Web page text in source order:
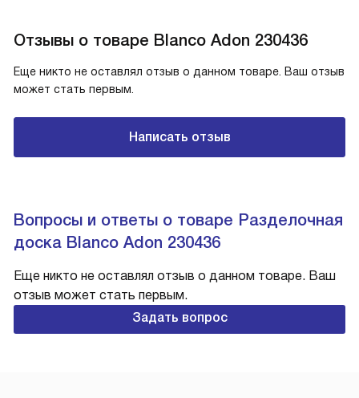
Отзывы о товаре Blanco Adon 230436
Еще никто не оставлял отзыв о данном товаре. Ваш отзыв
может стать первым.
Написать отзыв
Вопросы и ответы о товаре Разделочная
доска Blanco Adon 230436
Еще никто не оставлял отзыв о данном товаре. Ваш
отзыв может стать первым.
Задать вопрос